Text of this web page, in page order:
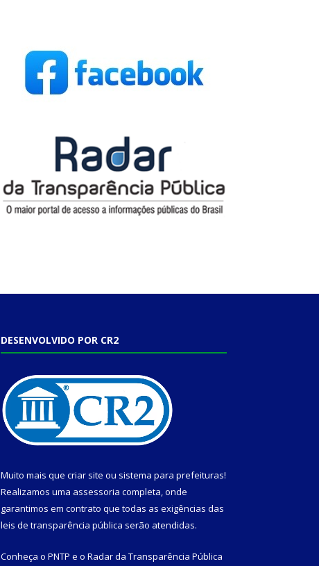
DESENVOLVIDO POR CR2
Muito mais que criar site ou sistema para prefeituras!
Realizamos uma assessoria completa, onde
garantimos em contrato que todas as exigências das
leis de transparência pública serão atendidas.
Conheça o PNTP e o Radar da Transparência Pública